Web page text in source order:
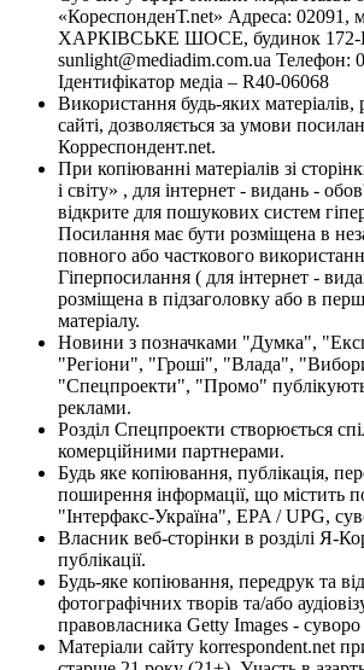
«КореспонденТ.net» Адреса: 02091,
ХАРКІВСЬКЕ ШОСЕ, будинок 172-
sunlight@mediadim.com.ua Телефон:
Ідентифікатор медіа – R40-06068
Використання будь-яких
сайті, дозволяється за умови
Корреспондент.net.
При копіюванні матеріалів зі
і світу» , для інтернет - видань -
відкрите для пошукових систем
Посилання має бути розміщена в
повного або часткового
Гіперпосилання ( для інтернет -
розміщена в підзаголовку або в
матеріалу.
Новини з позначками "Думка",
"Регіони", "Гроші", "Влада",
"Спецпроекти", "Промо"
реклами.
Розділ Спецпроекти створюється
комерційними партнерами.
Будь яке копіювання, публікація,
поширення інформації, що містить
"Інтерфакс-Україна", EPA / UPG,
Власник веб-сторінки в розділі Я-
публікації.
Будь-яке копіювання, передрук та
фотографічних творів та/або
правовласника Getty Images - суворо
Матеріали сайту korrespondent.net